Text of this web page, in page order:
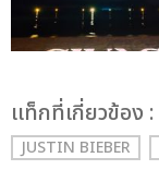
เเท็กที่เกี่ยวข้อง :
JUSTIN BIEBER